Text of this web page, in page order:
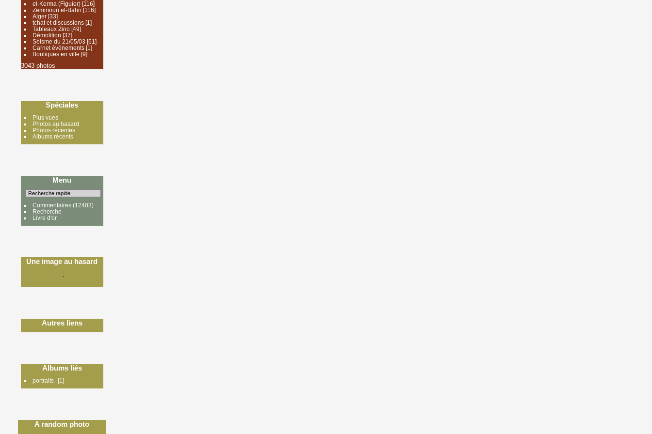
el-Kerma (Figuier)[116]
Zemmouri el-Bahri [116]
Alger[33]
tchat et discussions[1]
Tableaux Zino[49]
Démolition [37]
Séisme du 21/05/03 [61]
Carnet événements[1]
Boutiques en ville [9]
3043 photos
Spéciales
Plus vues
Photos au hasard
Photos récentes
Albums récents
Menu
Commentaires(12403)
Recherche
Livre d'or
Une image au hasard
Autres liens
Albums liés
portraits 1
A random photo